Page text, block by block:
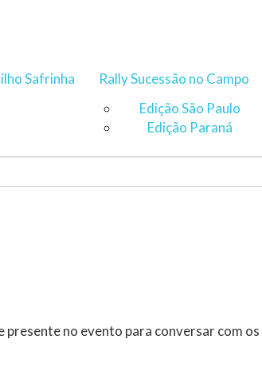
Safrinha
Rally Sucessão no Campo
Edição São Paulo
Edição Paraná
no evento para conversar com